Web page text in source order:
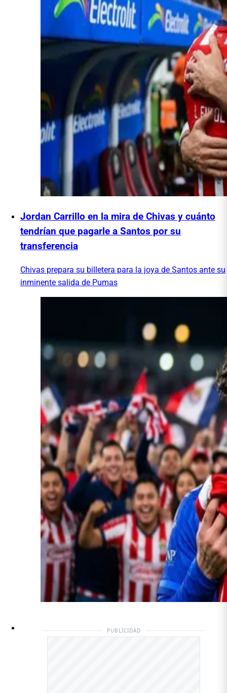
Jordan Carrillo en la mira de Chivas y cuánto
tendrían que pagarle a Santos por su
transferencia
Chivas prepara su billetera para la joya de Santos ante su
inminente salida de Pumas
PUBLICIDAD